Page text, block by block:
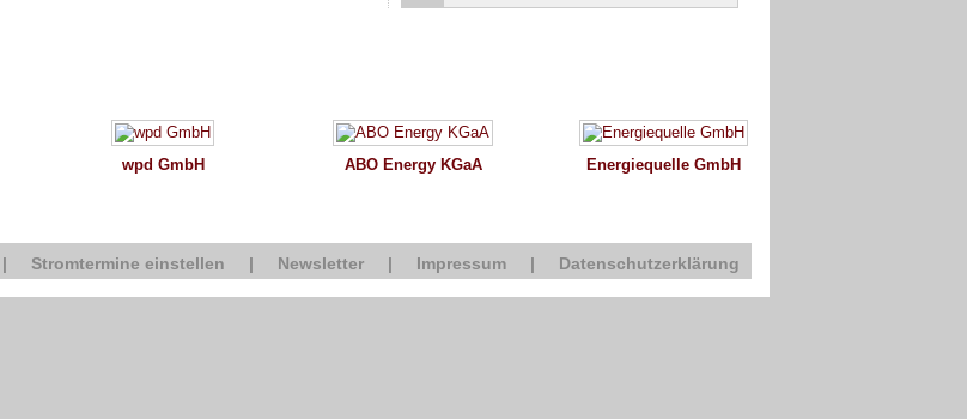
wpd GmbH ABO Energy KGaA Energiequelle GmbH
| Stromtermine einstellen | Newsletter | Impressum | Datenschutzerklärung